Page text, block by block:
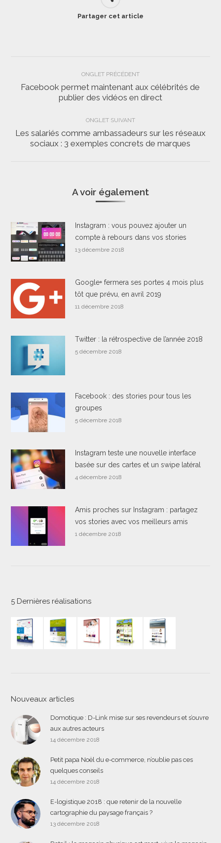
Partager cet article
Navigation
de
commentaire
ONGLET PRÉCÉDENT
Onglet
Facebook permet maintenant aux célébrités de
publier des vidéos en direct
ONGLET SUIVANT
Onglet
Les salariés comme ambassadeurs sur les réseaux
sociaux : 3 exemples concrets de marques
A voir également
Instagram : vous pouvez ajouter un
compte à rebours dans vos stories
13 décembre 2018
Google+ fermera ses portes 4 mois plus
tôt que prévu, en avril 2019
11 décembre 2018
Twitter : la rétrospective de l’année 2018
5 décembre 2018
Facebook : des stories pour tous les
groupes
5 décembre 2018
Instagram teste une nouvelle interface
basée sur des cartes et un swipe latéral
4 décembre 2018
Amis proches sur Instagram : partagez
vos stories avec vos meilleurs amis
1 décembre 2018
5 Dernières réalisations
Nouveaux articles
Domotique : D-Link mise sur ses revendeurs et s’ouvre
aux autres acteurs
14 décembre 2018
Petit papa Noël du e-commerce, n’oublie pas ces
quelques conseils
14 décembre 2018
E-logistique 2018 : que retenir de la nouvelle
cartographie du paysage français ?
13 décembre 2018